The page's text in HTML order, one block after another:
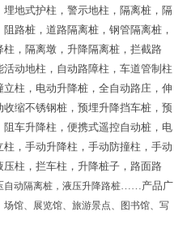
地式护柱，警示地柱，隔离桩，隔
路桩，道路隔离桩，钢管隔离桩，
，隔离墩，升降隔离桩，拦截路
动地柱，自动路障柱，车道管制柱
柱，电动升降桩，全自动路庄，伸
缩不锈钢桩，预埋升降挡车桩，预
车升降柱，便携式遥控自动桩，电
，手动升降柱，手动防撞柱，手动
柱，拦车柱，升降桩子，路面路
自动隔离桩，液压升降路桩……产品广
馆、展览馆、旅游景点、图书馆、写